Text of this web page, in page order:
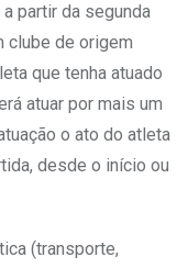
partir da segunda
clube de origem
que tenha atuado
atuar por mais um
o ato do atleta
desde o início ou
(transporte,